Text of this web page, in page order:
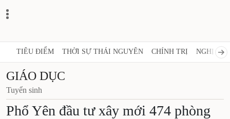
TIÊU ĐIỂM THỜI SỰ THÁI NGUYÊN CHÍNH TRỊ NGHỊ
GIÁO DỤC
Tuyển sinh
Phổ Yên đầu tư xây mới 474 phòng